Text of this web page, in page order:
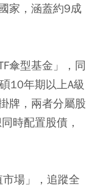
家，涵蓋約9成
傘型基金」，同
10年期以上A級
牌，兩者分屬股
時配置股債，
場」，追蹤全